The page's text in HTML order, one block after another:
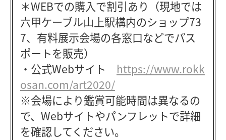
＊WEBでの購入で割引あり（現地では
六甲ケーブル山上駅構内のショップ73
7、有料展示会場の各窓口などでパス
ポートを販売）
・公式Webサイト https://www.rokk
osan.com/art2020/
※会場により鑑賞可能時間は異なるの
で、Webサイトやパンフレットで詳細
を確認してください。